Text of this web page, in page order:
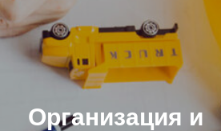
Организация и